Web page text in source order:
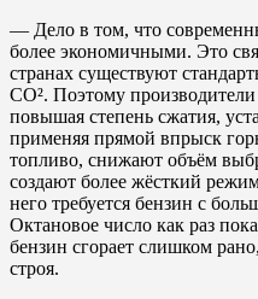
— Дело в том, что
более экономичными. Это
странах существуют
CO². Поэтому
повышая степень сжатия,
применяя прямой впрыск
топливо, снижают объём
создают более жёсткий
него требуется бензин с
Октановое число как раз
бензин сгорает слишком
строя.